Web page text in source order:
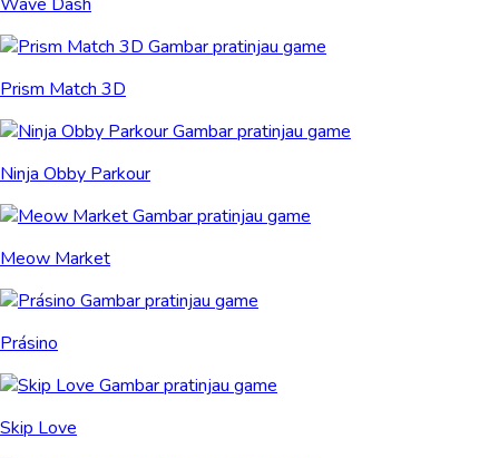
Prism Match 3D
Ninja Obby Parkour
Meow Market
Prásino
Skip Love